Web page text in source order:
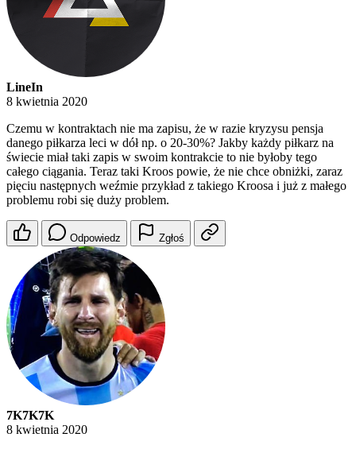
LineIn
8 kwietnia 2020
Czemu w kontraktach nie ma zapisu, że w razie kryzysu pensja
danego piłkarza leci w dół np. o 20-30%? Jakby każdy piłkarz na
świecie miał taki zapis w swoim kontrakcie to nie byłoby tego
całego ciągania. Teraz taki Kroos powie, że nie chce obniżki, zaraz
pięciu następnych weźmie przykład z takiego Kroosa i już z małego
problemu robi się duży problem.
Odpowiedz Zgłoś
7K7K7K
8 kwietnia 2020